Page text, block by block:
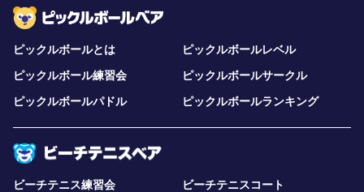
ピックルボールとは
ピックルボールレベル
ピックルボール練習会
ピックルボールサークル
ピックルボールパドル
ピックルボールランキング
ビーチテニス練習会
ビーチテニスコート